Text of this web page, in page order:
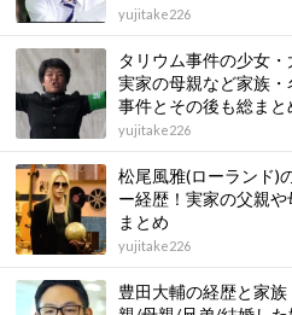
yujitake226
タリウム事件の少女
実家の母親など家族・
事件とその後も総まと
yujitake226
松尾風雅(ローランド)
ー経歴！実家の父親
まとめ
yujitake226
豊田大輔の経歴と家